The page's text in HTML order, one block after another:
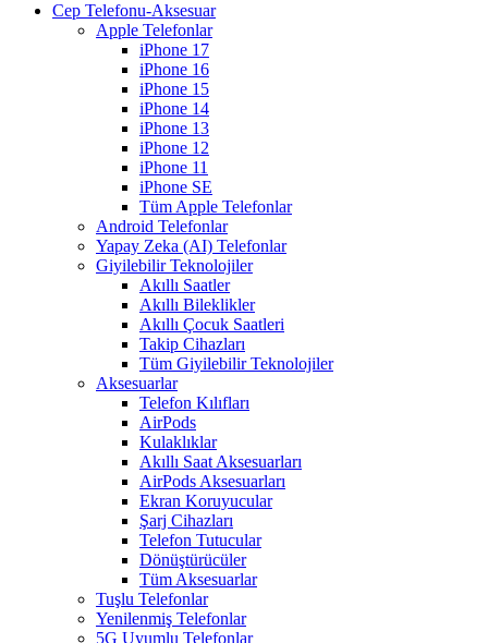
Cep Telefonu-Aksesuar
Apple Telefonlar
iPhone 17
iPhone 16
iPhone 15
iPhone 14
iPhone 13
iPhone 12
iPhone 11
iPhone SE
Tüm Apple Telefonlar
Android Telefonlar
Yapay Zeka (AI) Telefonlar
Giyilebilir Teknolojiler
Akıllı Saatler
Akıllı Bileklikler
Akıllı Çocuk Saatleri
Takip Cihazları
Tüm Giyilebilir Teknolojiler
Aksesuarlar
Telefon Kılıfları
AirPods
Kulaklıklar
Akıllı Saat Aksesuarları
AirPods Aksesuarları
Ekran Koruyucular
Şarj Cihazları
Telefon Tutucular
Dönüştürücüler
Tüm Aksesuarlar
Tuşlu Telefonlar
Yenilenmiş Telefonlar
5G Uyumlu Telefonlar